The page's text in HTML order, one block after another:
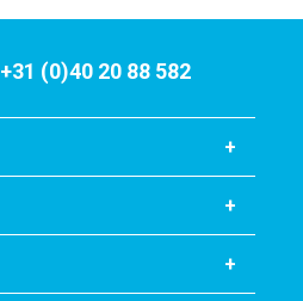
+31 (0)40 20 88 582